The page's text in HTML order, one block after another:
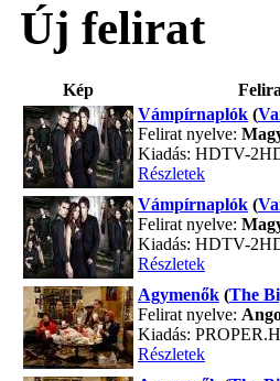
Új felirat
Kép
Vámpírnaplók (
Felirat nyelve:
Kiadás: HDTV-
Részletek
Vámpírnaplók (
Felirat nyelve:
Kiadás: HDTV-
Részletek
Agymenők (The
Felirat nyelve:
Kiadás:
Részletek